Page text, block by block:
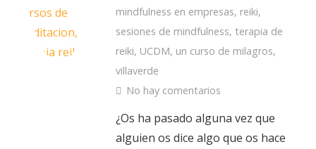
mindfulness en empresas, reiki,
sesiones de mindfulness, terapia de
reiki, UCDM, un curso de milagros,
villaverde
No hay comentarios
¿Os ha pasado alguna vez que
alguien os dice algo que os hace